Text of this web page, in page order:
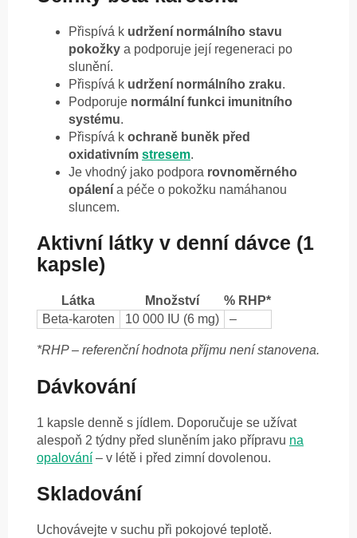
Přispívá k udržení normálního stavu
pokožky a podporuje její regeneraci po
slunění.
Přispívá k udržení normálního zraku.
Podporuje normální funkci imunitního
systému.
Přispívá k ochraně buněk před
oxidativním stresem.
Je vhodný jako podpora rovnoměrného
opálení a péče o pokožku namáhanou
sluncem.
Aktivní látky v denní dávce (1
kapsle)
Látka Množství
% RHP*
Beta-karoten
10 000 IU (6 mg) –
*RHP – referenční hodnota příjmu není stanovena.
Dávkování
1 kapsle denně s jídlem. Doporučuje se užívat
alespoň 2 týdny před sluněním jako přípravu na
opalování – v létě i před zimní dovolenou.
Skladování
Uchovávejte v suchu při pokojové teplotě.